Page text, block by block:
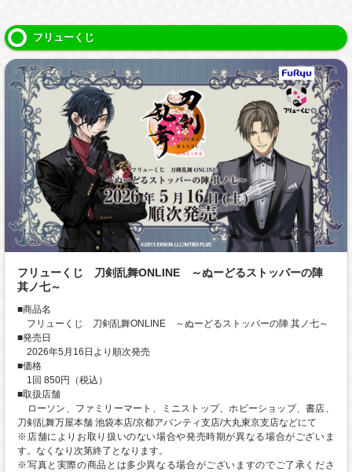
フリューくじ
フリューくじ 刀剣乱舞ONLINE ～ぬーどるストッパーの陣
其ノ七～
■商品名
フリューくじ 刀剣乱舞ONLINE ～ぬーどるストッパーの陣 其ノ七～
■発売日
2026年5月16日より順次発売
■価格
1回 850円（税込）
■取扱店舗
ローソン、ファミリーマート、ミニストップ、ホビーショップ、書店、
刀剣乱舞万屋本舗 池袋本店/京都アバンティ支店/大丸東京支店などにて
※店舗によりお取り扱いのない場合や発売時期が異なる場合がございま
す。なくなり次第終了となります。
※写真と実際の商品とは多少異なる場合がございますのでご了承くださ